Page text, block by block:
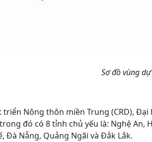
Sơ đồ vùng
triển Nông thôn miền Trung (CRD),
đó có 8 tỉnh chủ yếu là: Nghệ An,
Đà Nẵng, Quảng Ngãi và Đắk Lắk.